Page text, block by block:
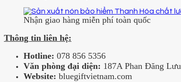
Nhận giao hàng miễn phí toàn quốc
Thông tin liên hệ:
Hotline: 078 856 5356
Văn phòng đại diện: 187A Phan Ðăng
Website: bluegiftvietnam.com